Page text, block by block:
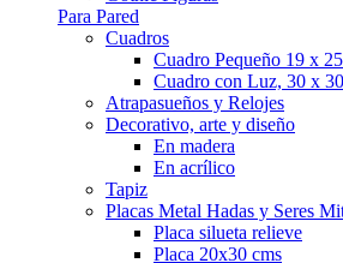
Para Pared
Cuadros
Cuadro Pequeño 19 x
Cuadro con Luz, 30 x
Atrapasueños y Relojes
Decorativo, arte y diseño
En madera
En acrílico
Tapiz
Placas Metal Hadas y Seres
Placa silueta relieve
Placa 20x30 cms